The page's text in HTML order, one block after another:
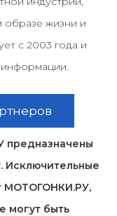
образе жизни и
с 2003 года и
предназначены
. Исключительные
МОТОГОНКИ.РУ,
могут быть